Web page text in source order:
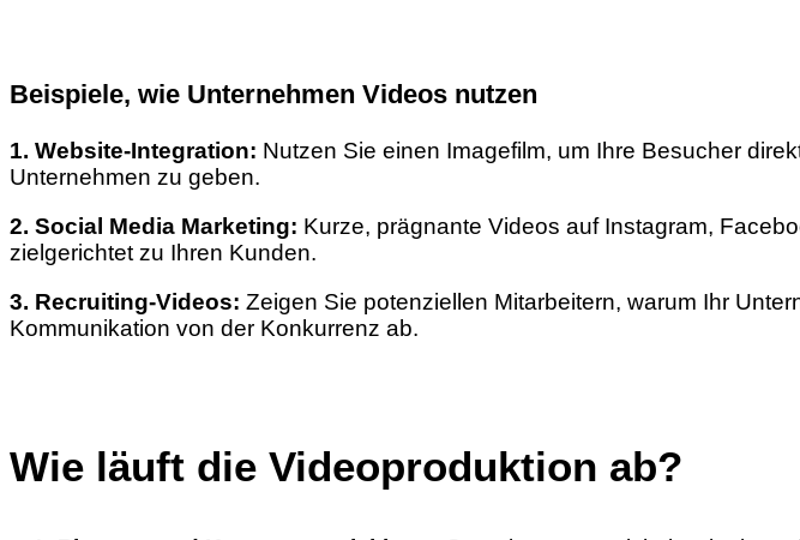
Beispiele, wie Unternehmen Videos nutzen
1. Website-Integration: Nutzen Sie einen Imagefilm, um Ihre Besucher
Unternehmen zu geben.
2. Social Media Marketing: Kurze, prägnante Videos auf Instagram,
zielgerichtet zu Ihren Kunden.
3. Recruiting-Videos: Zeigen Sie potenziellen Mitarbeitern, warum Ihr
Kommunikation von der Konkurrenz ab.
Wie läuft die Videoproduktion ab?